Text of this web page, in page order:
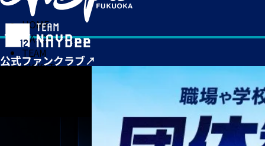
HOME
MATCH
TEAM
TICKET